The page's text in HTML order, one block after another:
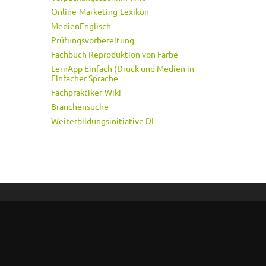
Online-Marketing-Lexikon
MedienEnglisch
Prüfungsvorbereitung
Fachbuch Reproduktion von Farbe
LernApp Einfach (Druck und Medien in
Einfacher Sprache
Fachpraktiker-Wiki
Branchensuche
Weiterbildungsinitiative DI